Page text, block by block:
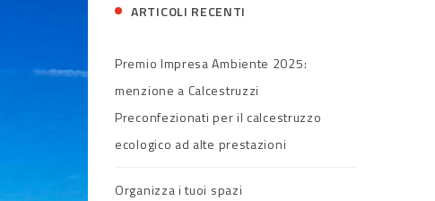
ARTICOLI RECENTI
Premio Impresa Ambiente 2025:
menzione a Calcestruzzi
Preconfezionati per il calcestruzzo
ecologico ad alte prestazioni
Organizza i tuoi spazi